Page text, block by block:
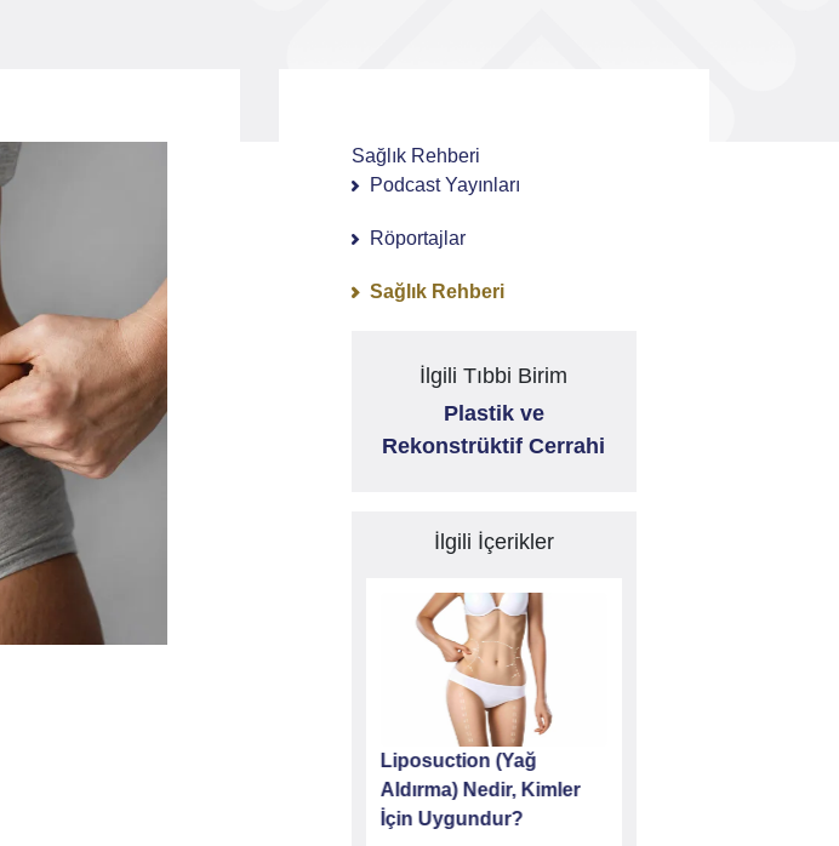
Sağlık Rehberi
Podcast Yayınları
Röportajlar
Sağlık Rehberi
İlgili Tıbbi Birim
Plastik ve
Rekonstrüktif Cerrahi
İlgili İçerikler
Liposuction (Yağ
Aldırma) Nedir, Kimler
İçin Uygundur?